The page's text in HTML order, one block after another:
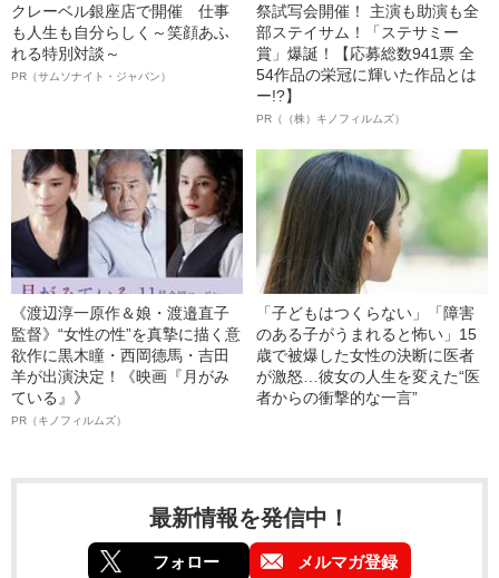
クレーベル銀座店で開催 仕事
も人生も自分らしく～笑顔あふ
れる特別対談～
PR（サムソナイト・ジャパン）
祭試写会開催！ 主演も助演も全
部ステイサム！「ステサミー
賞」爆誕！【応募総数941票 全
54作品の栄冠に輝いた作品とは
ー!?】
PR（（株）キノフィルムズ）
《渡辺淳一原作＆娘・渡邉直子
監督》“女性の性”を真摯に描く意
欲作に黒木瞳・西岡德馬・吉田
羊が出演決定！《映画『月がみ
ている』》
PR（キノフィルムズ）
「子どもはつくらない」「障害
のある子がうまれると怖い」15
歳で被爆した女性の決断に医者
が激怒…彼女の人生を変えた“医
者からの衝撃的な一言”
最新情報を発信中！
フォロー メルマガ登録